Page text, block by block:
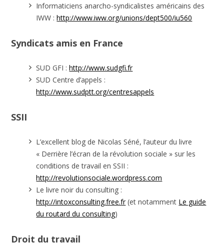
Informaticiens anarcho-syndicalistes américains des
IWW :http://www.iww.org/unions/dept500/iu560
Syndicats amis en France
SUD GFI :http://www.sudgfi.fr
SUD Centre d’appels :
http://www.sudptt.org/centresappels
SSII
L’excellent blog de Nicolas Séné, l’auteur du livre
« Derrière l’écran de la révolution sociale » sur les
conditions de travail en SSII :
http://revolutionsociale.wordpress.com
Le livre noir du consulting :
http://intoxconsulting.free.fr(et notamment Le guide
du routard du consulting)
Droit du travail